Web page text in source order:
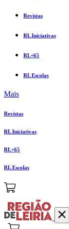
Revistas
RL Iniciativas
RL+65
RL Escolas
Mais
Revistas
RL Iniciativas
RL+65
RL Escolas